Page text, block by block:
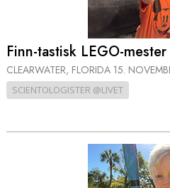
Finn-tastisk LEGO-
CLEARWATER, FLORIDA 15.
SCIENTOLOGISTER @LIVET